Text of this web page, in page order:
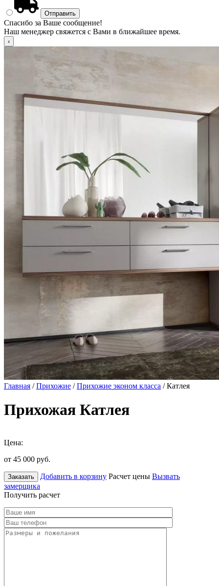
Спасибо за Ваше сообщение!
Наш менеджер свяжется с Вами в ближайшее время.
Главная /Прихожие /Прихожие эконом класса / Катлея
Прихожая Катлея
Цена:
от 45 000 руб.
Заказать Добавить в корзину Расчет цены Вызвать
замерщика
Получить расчет